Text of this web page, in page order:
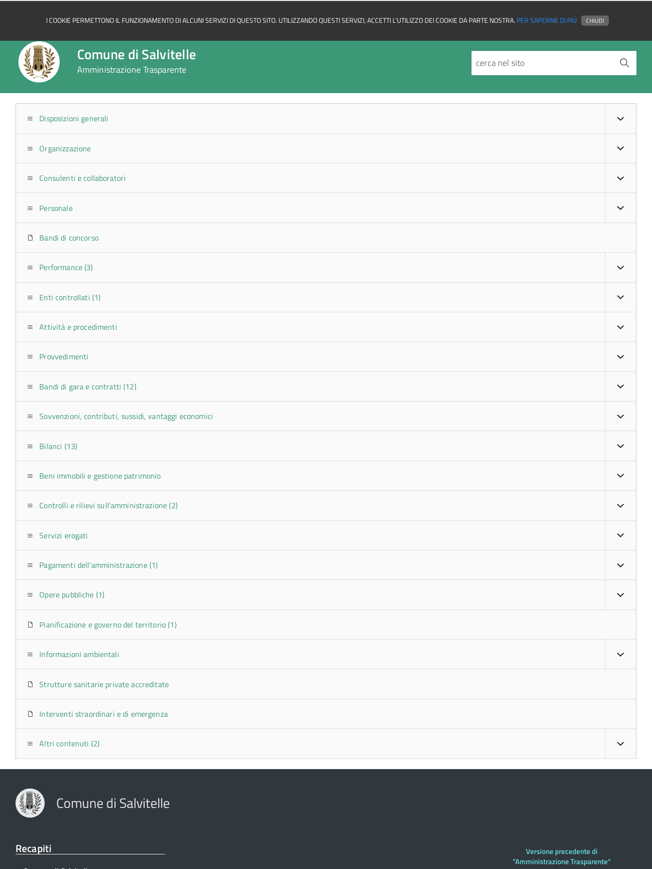
Comune di Salvitelle
Amministrazione Trasparente
Disposizioni generali
Organizzazione
Consulenti e collaboratori
Personale
Bandi di concorso
Performance (3)
Enti controllati (1)
Attività e procedimenti
Provvedimenti
Bandi di gara e contratti (12)
Sovvenzioni, contributi, sussidi, vantaggi economici
Bilanci (13)
Beni immobili e gestione patrimonio
Controlli e rilievi sull'amministrazione (2)
Servizi erogati
Pagamenti dell'amministrazione (1)
Opere pubbliche (1)
Pianificazione e governo del territorio (1)
Informazioni ambientali
Strutture sanitarie private accreditate
Interventi straordinari e di emergenza
Altri contenuti (2)
Comune di Salvitelle
Recapiti
Versione precedente di
"Amministrazione Trasparente"
I COOKIE PERMETTONO IL FUNZIONAMENTO DI ALCUNI SERVIZI DI QUESTO SITO. UTILIZZANDO QUESTI SERVIZI, ACCETTI L'UTILIZZO DEI COOKIE DA PARTE NOSTRA. PER SAPERNE DI PIÙ CHIUDI